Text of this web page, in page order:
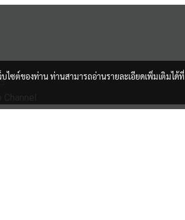
ไซต์ของท่าน ท่านสามารถอ่านรายละเอียดเพิ่มเติมได้ที่